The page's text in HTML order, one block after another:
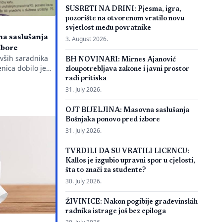
saslušanja
saradnika
dobilo je
policijsku
svega dan
Izvještaja o
centra
pozivanje
SUSRETI NA DRINI: Pjesma, igra,
pozorište na otvorenom vratilo novu
svjetlost među povratnike
3. August 2026.
BH NOVINARI: Mirnes Ajanović
zloupotrebljava zakone i javni prostor
radi pritiska
31. July 2026.
OJT BIJELJINA: Masovna saslušanja
Bošnjaka ponovo pred izbore
31. July 2026.
TVRDILI DA SU VRATILI LICENCU:
Kallos je izgubio upravni spor u cjelosti,
šta to znači za studente?
30. July 2026.
ŽIVINICE: Nakon pogibije građevinskih
radnika istrage još bez epiloga